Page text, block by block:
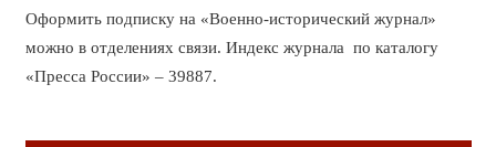
Оформить подписку на «Военно-исторический журнал»
можно в отделениях связи. Индекс журнала по каталогу
«Пресса России» – 39887.